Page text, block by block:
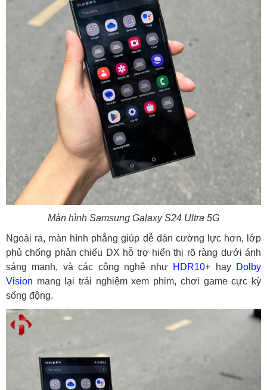
Màn hình Samsung Galaxy S24 Ultra 5G
Ngoài ra, màn hình phẳng giúp dễ dán cường lực hơn, lớp
phủ chống phản chiếu DX hỗ trợ hiển thị rõ ràng dưới ánh
sáng mạnh, và các công nghệ như HDR10+ hay Dolby
Vision mang lại trải nghiệm xem phim, chơi game cực kỳ
sống động.